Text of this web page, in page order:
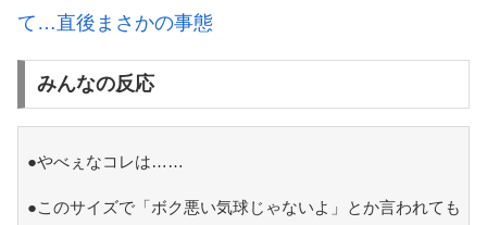
て…直後まさかの事態
みんなの反応
●やべぇなコレは……
●このサイズで「ボク悪い気球じゃないよ」とか言われても